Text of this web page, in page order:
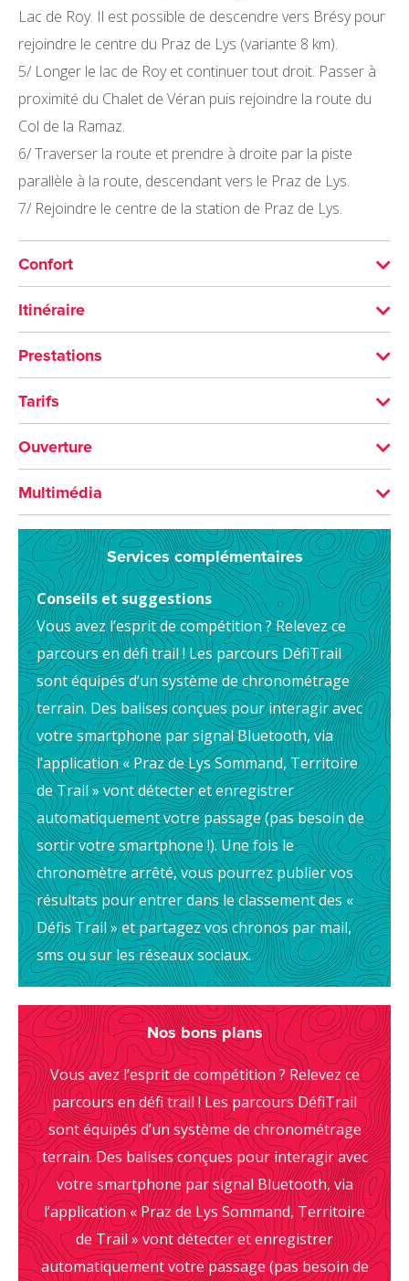
Lac de Roy. Il est possible de descendre vers Brésy pour
rejoindre le centre du Praz de Lys (variante 8 km).
5/ Longer le lac de Roy et continuer tout droit. Passer à
proximité du Chalet de Véran puis rejoindre la route du
Col de la Ramaz.
6/ Traverser la route et prendre à droite par la piste
parallèle à la route, descendant vers le Praz de Lys.
7/ Rejoindre le centre de la station de Praz de Lys.
Confort
Parking
Itinéraire
Distance : 11.8 km
Durée : 1h30
Nature du terrain : Rocher, Terre
Balisage : Balisage départemental de randonnée.
Dénivelé négatif : 297 m
Dénivelé positif : 1089 m
+
−
Leaflet| ©OpenStreetMap
Prestations
Duréee visite groupe : 90 min
Tarifs
Accès libre.
Ouverture
Du 15/05 au 15/11.
Sous réserve de conditions d'enneigement et
météorologiques favorables.
Sous réserve de conditions météo favorables
Multimédia
Tracé GPX Montée des Pavés
Roadbook Montée des Pavés
Services complémentaires
Conseils et suggestions
Vous avez l’esprit de compétition ? Relevez ce
parcours en défi trail ! Les parcours DéfiTrail
sont équipés d’un système de chronométrage
terrain. Des balises conçues pour interagir avec
votre smartphone par signal Bluetooth, via
l’application « Praz de Lys Sommand, Territoire
de Trail » vont détecter et enregistrer
automatiquement votre passage (pas besoin de
sortir votre smartphone !). Une fois le
chronomètre arrêté, vous pourrez publier vos
résultats pour entrer dans le classement des «
Défis Trail » et partagez vos chronos par mail,
sms ou sur les réseaux sociaux.
Nos bons plans
Vous avez l’esprit de compétition ? Relevez ce
parcours en défi trail ! Les parcours DéfiTrail
sont équipés d’un système de chronométrage
terrain. Des balises conçues pour interagir avec
votre smartphone par signal Bluetooth, via
l’application « Praz de Lys Sommand, Territoire
de Trail » vont détecter et enregistrer
automatiquement votre passage (pas besoin de